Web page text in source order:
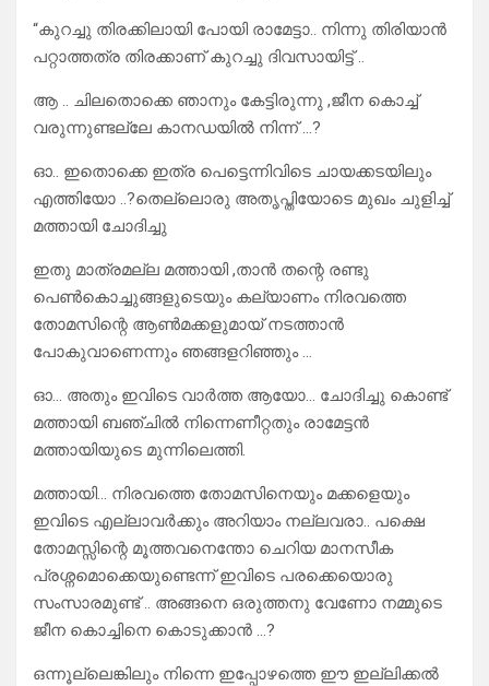
“കുറച്ചു തിരക്കിലായി പോയി രാമേട്ടാ.. നിന്നു തിരിയാൻ
പറ്റാത്തത്ര തിരക്കാണ് കുറച്ചു ദിവസായിട്ട് ..
ആ .. ചിലതൊക്കെ ഞാനും കേട്ടിരുന്നു ,ജീന കൊച്ച്
വരുന്നുണ്ടല്ലേ കാനഡയിൽ നിന്ന് …?
ഓ.. ഇതൊക്കെ ഇത്ര പെട്ടെന്നിവിടെ ചായക്കടയിലും
എത്തിയോ ..?തെല്ലൊരു അതൃപ്തിയോടെ മുഖം ചുളിച്ച്
മത്തായി ചോദിച്ചു
ഇതു മാത്രമല്ല മത്തായി ,താൻ തന്റെ രണ്ടു
പെൺകൊച്ചുങ്ങളുടെയും കല്യാണം നിരവത്തെ
തോമസിന്റെ ആൺമക്കളുമായ് നടത്താൻ
പോകുവാണെന്നും ഞങ്ങളറിഞ്ഞും …
ഓ… അതും ഇവിടെ വാർത്ത ആയോ… ചോദിച്ചു കൊണ്ട്
മത്തായി ബഞ്ചിൽ നിന്നെണീറ്റതും രാമേട്ടൻ
മത്തായിയുടെ മുന്നിലെത്തി.
മത്തായി… നിരവത്തെ തോമസിനെയും മക്കളെയും
ഇവിടെ എല്ലാവർക്കും അറിയാം നല്ലവരാ.. പക്ഷെ
തോമസ്സിന്റെ മൂത്തവനെന്തോ ചെറിയ മാനസീക
പ്രശ്നമൊക്കെയുണ്ടെന്ന് ഇവിടെ പരക്കെയൊരു
സംസാരമുണ്ട് .. അങ്ങനെ ഒരുത്തനു വേണോ നമ്മുടെ
ജീന കൊച്ചിനെ കൊടുക്കാൻ …?
ഒന്നൂല്ലെങ്കിലും നിന്നെ ഇപ്പോഴത്തെ ഈ ഇല്ലിക്കൽ